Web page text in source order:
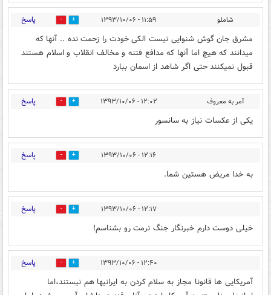
شاملو ۱۱:۵۹ - ۱۳۹۳/۱۰/۰۶ 0 پاسخ
مشرق جان گوش شنوایی نیست الکی خودت را زحمت نده .. آنها که
میدانند که هیچ اما آنها که مدافع فتنه و مخالف انقلاب و اسلام هستند
قبول نمیکنند حتی اگر شاهد از اسمان ببارد
آمر به معروف ۱۲:۰۲ - ۱۳۹۳/۱۰/۰۶ 0 پاسخ
یکی از عکسات نیاز به سانسور
۱۲:۱۶ - ۱۳۹۳/۱۰/۰۶ 0 پاسخ
به خدا مریض هستین شما.
۱۲:۱۷ - ۱۳۹۳/۱۰/۰۶ 0 پاسخ
خیلی دوست دارم خبرنگار جنگ نرمت رو بشناسم!
۱۲:۴۰ - ۱۳۹۳/۱۰/۰۶ 0 پاسخ
آمریکایی ها قانونا مجاز به سلام کردن به ایرانیها هم نیستند،اما